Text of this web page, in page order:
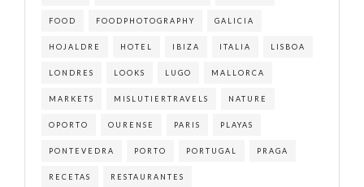
FOOD FOODPHOTOGRAPHY GALICIA
HOJALDRE HOTEL IBIZA ITALIA LISBOA
LONDRES LOOKS LUGO MALLORCA
MARKETS MISLUTIERTRAVELS NATURE
OPORTO OURENSE PARIS PLAYAS
PONTEVEDRA PORTO PORTUGAL PRAGA
RECETAS RESTAURANTES